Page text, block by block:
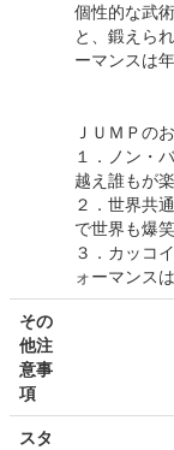
個性的な武
と、鍛えら
ーマンスは
ＪＵＭＰの
１．ノン・
越え誰もが
２．世界共
で世界も爆笑
３．カッコ
ォーマンス
その
他注
意事
項
スタ